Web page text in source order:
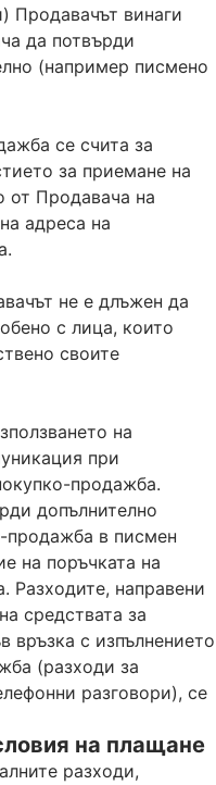
Продавачът винаги
да потвърди
(например писмено
се счита за
за приемане на
от Продавача на
адреса на
не е длъжен да
с лица, които
своите
на
при
продажба.
допълнително
продажба в писмен
на поръчката на
Разходите, направени
средствата за
връзка с изпълнението
(разходи за
разговори), се
на плащане
разходи,